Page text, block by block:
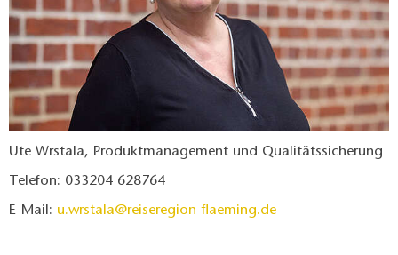
Ute Wrstala, Produktmanagement und Qualitätssicherung
Telefon: 033204 628764
E-Mail: u.wrstala@reiseregion-flaeming.de